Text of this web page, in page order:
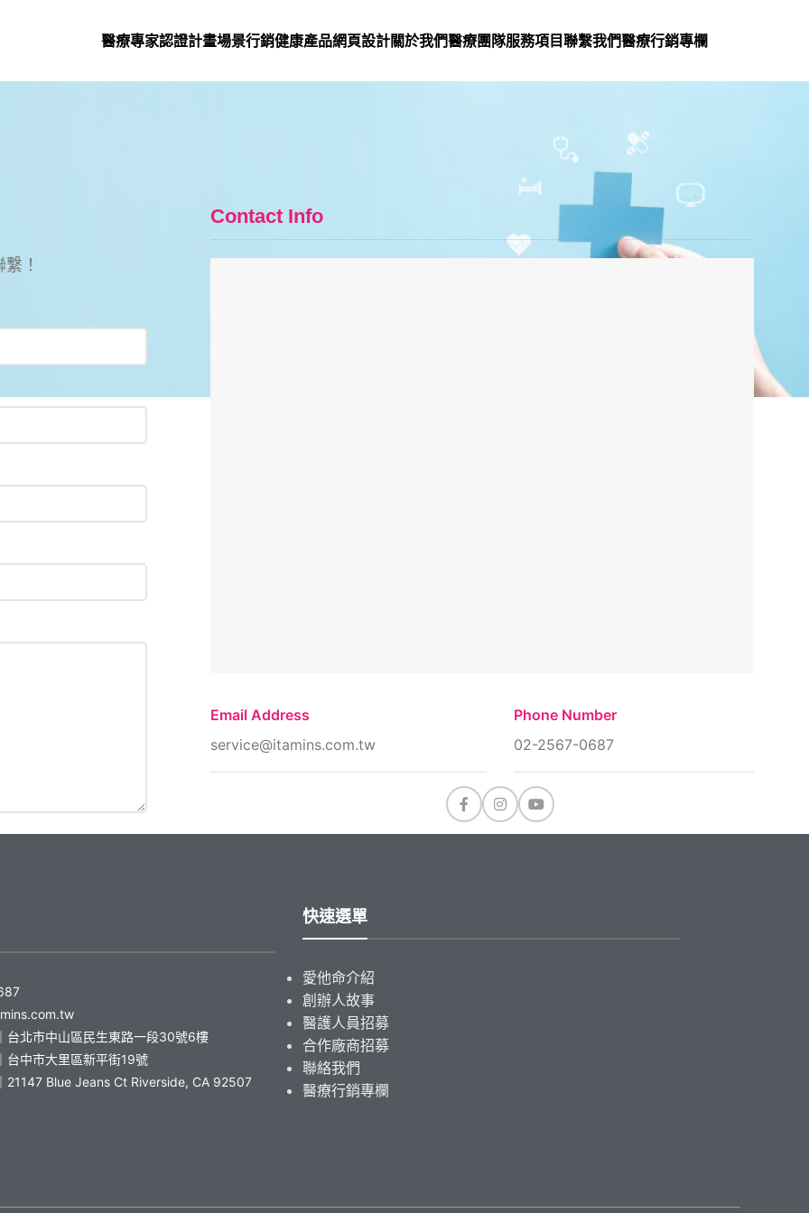
醫療專家認證計畫場景行銷健康產品網頁設計關於我們醫療團隊服務項目聯繫我們醫療行銷專欄
！
Contact Info
Email Address
service@itamins.com.tw
Phone Number
02-2567-0687
台北市中山區民生東路一段30號6樓
台中市大里區新平街19號
21147 Blue Jeans Ct Riverside, CA 92507
快速選單
愛他命介紹
創辦人故事
醫護人員招募
合作廠商招募
聯絡我們
醫療行銷專欄